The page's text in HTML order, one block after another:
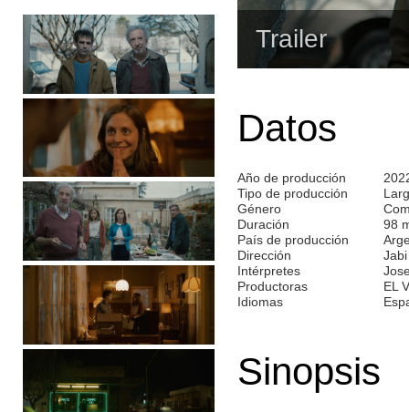
Trailer
Datos
Año de producción
Tipo de producción
Género
Duración
98
País de producción
Dirección
Intérpretes
Productoras
EL
Idiomas
Sinopsis